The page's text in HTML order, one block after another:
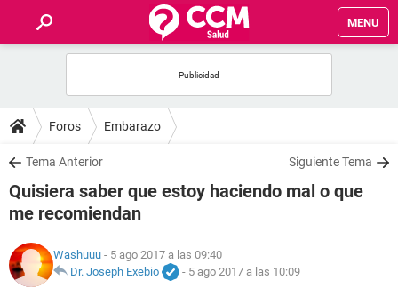
MENU
FOROS
SALUD
FAMILIA
NUTRICIÓN
Foros Embarazo
Tema Anterior Siguiente Tema
Quisiera saber que estoy haciendo mal o que
me recomiendan
Washuuu - 5 ago 2017 a las 09:40
Dr. Joseph Exebio
- 5 ago 2017 a las 10:09